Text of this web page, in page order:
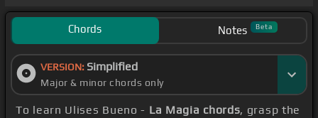
Chords Notes Beta
VERSION: Simplified
Major & minor chords only
To learn Ulises Bueno - La Magia chords, grasp the